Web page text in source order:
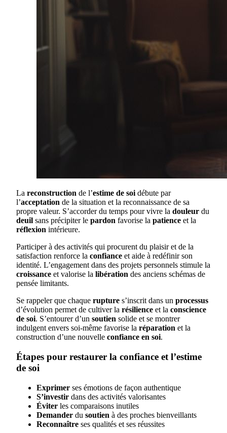
La reconstruction de l’estime de soi débute par
l’acceptation de la situation et la reconnaissance de sa
propre valeur. S’accorder du temps pour vivre la douleur du
deuil sans précipiter le pardon favorise la patience et la
réflexion intérieure.
Participer à des activités qui procurent du plaisir et de la
satisfaction renforce la confiance et aide à redéfinir son
identité. L’engagement dans des projets personnels stimule la
croissance et valorise la libération des anciens schémas de
pensée limitants.
Se rappeler que chaque rupture s’inscrit dans un processus
d’évolution permet de cultiver la résilience et la conscience
de soi. S’entourer d’un soutien solide et se montrer
indulgent envers soi-même favorise la réparation et la
construction d’une nouvelle confiance en soi.
Étapes pour restaurer la confiance et l’estime
de soi
Exprimer ses émotions de façon authentique
S’investir dans des activités valorisantes
Éviter les comparaisons inutiles
Demander du soutien à des proches bienveillants
Reconnaître ses qualités et ses réussites